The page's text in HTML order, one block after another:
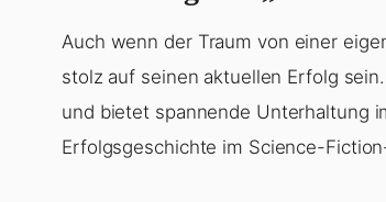
Auch wenn der Traum von einer
stolz auf seinen aktuellen Erfolg
und bietet spannende Unterhaltung
Erfolgsgeschichte im Science-